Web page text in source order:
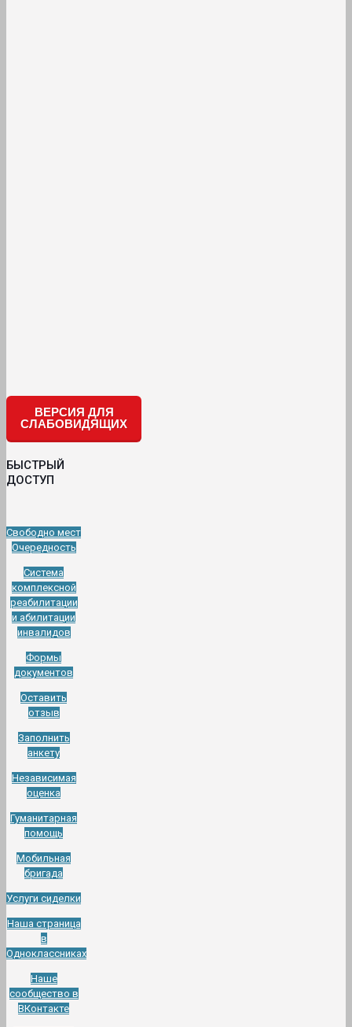
ВЕРСИЯ ДЛЯ
СЛАБОВИДЯЩИХ
БЫСТРЫЙ
ДОСТУП
Свободно мест
Очередность
Система
комплексной
реабилитации
и абилитации
инвалидов
Формы
документов
Оставить
отзыв
Заполнить
анкету
Независимая
оценка
Гуманитарная
помощь
Мобильная
бригада
Услуги сиделки
Наша страница
в
Одноклассниках
Наше
сообщество в
ВКонтакте